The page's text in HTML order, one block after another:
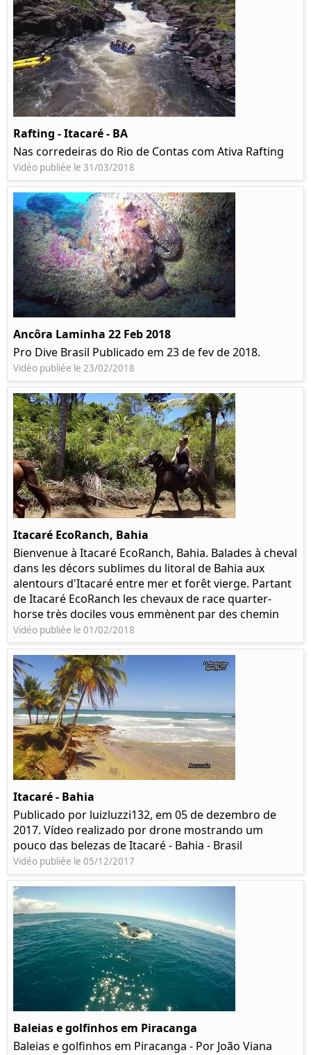
Rafting - Itacaré - BA
Nas corredeiras do Rio de Contas com Ativa Rafting
Vidéo publiée le 31/03/2018
Ancôra Laminha 22 Feb 2018
Pro Dive Brasil Publicado em 23 de fev de 2018.
Vidéo publiée le 23/02/2018
Itacaré EcoRanch, Bahia
Bienvenue à Itacaré EcoRanch, Bahia. Balades à cheval
dans les décors sublimes du litoral de Bahia aux
alentours d'Itacaré entre mer et forêt vierge. Partant
de Itacaré EcoRanch les chevaux de race quarter-
horse très dociles vous emmènent par des chemin
Vidéo publiée le 01/02/2018
Itacaré - Bahia
Publicado por luizluzzi132, em 05 de dezembro de
2017. Vídeo realizado por drone mostrando um
pouco das belezas de Itacaré - Bahia - Brasil
Vidéo publiée le 05/12/2017
Baleias e golfinhos em Piracanga
Baleias e golfinhos em Piracanga - Por João Viana